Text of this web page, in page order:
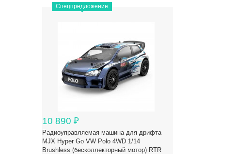
Спецпредложение
10 890 ₽
Радиоуправляемая машина для дрифта
MJX Hyper Go VW Polo 4WD 1/14
Brushless (бесколлекторный мотор) RTR